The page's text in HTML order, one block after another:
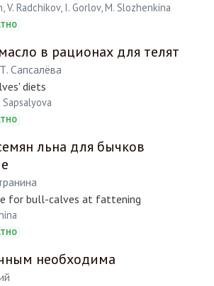
V. Radchikov, I. Gorlov, M. Slozhenkina
в рационах для телят
Сапсалёва
diets
Sapsalyova
льна для бычков
for bull-calves at fattening
необходима